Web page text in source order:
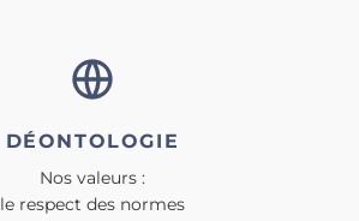
DÉONTOLOGIE
Nos valeurs :
le respect des normes